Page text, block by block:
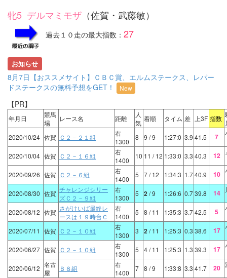
牝5 デルマミモザ （佐賀・武藤敏）
過去１０走の最大指数： 27
お知らせ
8月7日【おススメサイト】ＣＢＣ賞、エルムステークス、レパー
ドステークスの無料予想をGET！
New
【PR】
年月日
競馬
場
レース名 距離
人
気
着順 タイム 差 上3F 指数
2020/10/24 佐賀 Ｃ２－２１組
右
1300
8 9 / 9 1:27:0 3.9 41.5 7
2020/10/04 佐賀 Ｃ２－１６組
右
1400
10 11 / 12 1:33:0 3.3 40.3 12
2020/09/26 佐賀 Ｃ２－６組
右
1400
5 7/ 12 1:34:3 1.740.9 10
2020/08/30 佐賀 チャレンジシリー
ズＣ２－９組
右
1300
5 2/ 9 1:26:6 0.739.8 14
2020/08/12 佐賀 さがけいば最終レ
ースは１９時台Ｃ
右
1400
5 8 / 11 1:35:3 3.742.5 5
2020/07/11 佐賀 Ｃ２－１０組
右
1300
3 2/ 11 1:25:3 0.3 38.6 17
2020/06/27 佐賀 Ｃ２－１０組
右
1300
5 4/ 11 1:25:3 1.3 39.3 17
2020/06/12 名古
屋
Ｂ８組
右
1400
7 8 / 9 1:33:8 3.3 41.7 20